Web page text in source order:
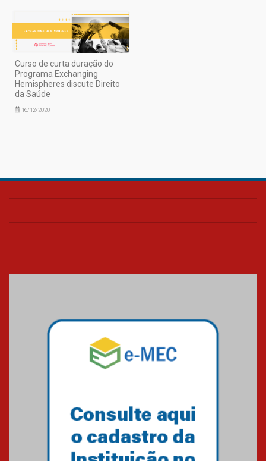
Curso de curta duração do
Programa Exchanging
Hemispheres discute Direito
da Saúde
16/12/2020